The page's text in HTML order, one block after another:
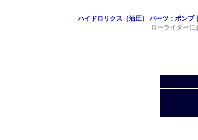
ハイドロリクス（油圧） パーツ：ポンプ
ローライダー